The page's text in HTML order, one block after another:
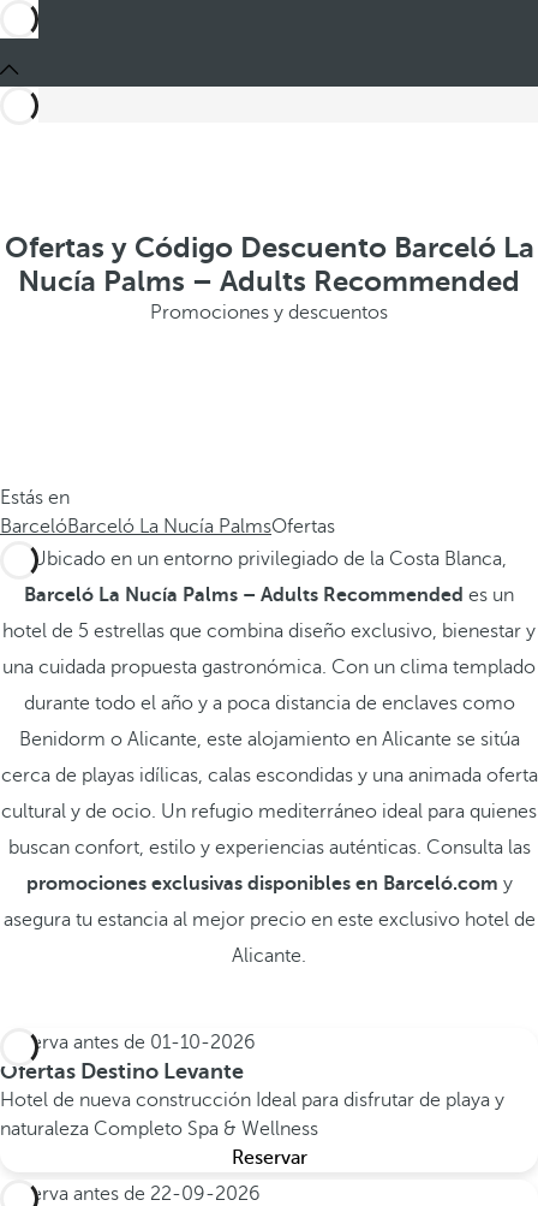
Ofertas y Código Descuento Barceló La
Nucía Palms – Adults Recommended
Promociones y descuentos
Estás en
BarcelóBarceló La Nucía PalmsOfertas
Ubicado en un entorno privilegiado de la Costa Blanca,
Barceló La Nucía Palms – Adults Recommended es un
hotel de 5 estrellas que combina diseño exclusivo, bienestar y
una cuidada propuesta gastronómica. Con un clima templado
durante todo el año y a poca distancia de enclaves como
Benidorm o Alicante, este alojamiento en Alicante se sitúa
cerca de playas idílicas, calas escondidas y una animada oferta
cultural y de ocio. Un refugio mediterráneo ideal para quienes
buscan confort, estilo y experiencias auténticas. Consulta las
promociones exclusivas disponibles en Barceló.com y
asegura tu estancia al mejor precio en este exclusivo hotel de
Alicante.
Reserva antes de 01-10-2026
Ofertas Destino Levante
Hotel de nueva construcción Ideal para disfrutar de playa y
naturaleza Completo Spa & Wellness
Reservar
Reserva antes de 22-09-2026